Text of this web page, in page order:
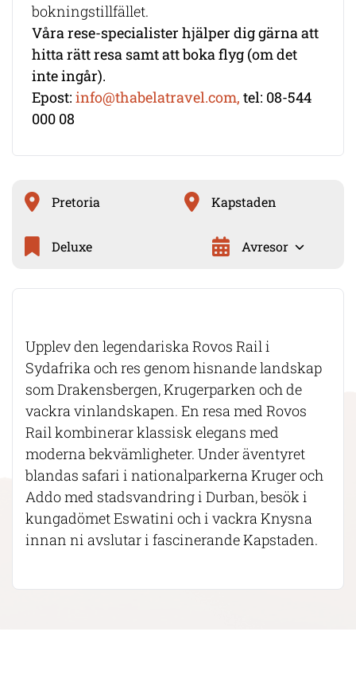
bokningstillfället.
Våra rese-specialister hjälper dig gärna att
hitta rätt resa samt att boka flyg (om det
inte ingår).
Epost: info@thabelatravel.com, tel: 08-544
000 08
Pretoria Kapstaden
Deluxe Avresor
Upplev den legendariska Rovos Rail i
Sydafrika och res genom hisnande landskap
som Drakensbergen, Krugerparken och de
vackra vinlandskapen. En resa med Rovos
Rail kombinerar klassisk elegans med
moderna bekvämligheter. Under äventyret
blandas safari i nationalparkerna Kruger och
Addo med stadsvandring i Durban, besök i
kungadömet Eswatini och i vackra Knysna
innan ni avslutar i fascinerande Kapstaden.